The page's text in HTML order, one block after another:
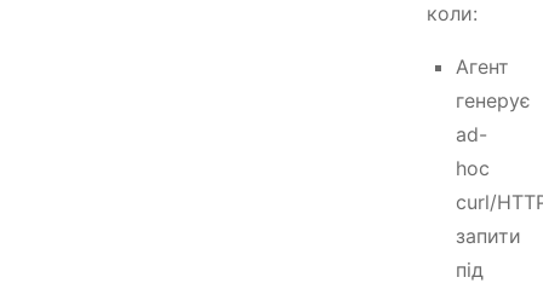
коли:
Агент
генерує
ad-
hoc
curl/
запити
під